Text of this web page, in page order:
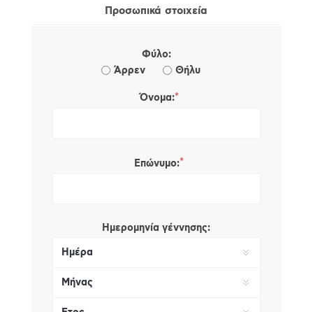
Προσωπικά στοιχεία
Φύλο:
Άρρεν
Θήλυ
Όνομα:*
Επώνυμο:*
Ημερομηνία γέννησης: